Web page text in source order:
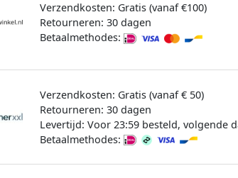
Verzendkosten: Gratis (vanaf €100)
Retourneren: 30 dagen
Betaalmethodes:
Verzendkosten: Gratis (vanaf € 50)
Retourneren: 30 dagen
Levertijd: Voor 23:59 besteld, volgende
Betaalmethodes: